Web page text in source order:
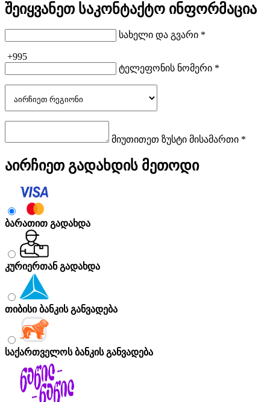
შეიყვანეთ საკონტაქტო ინფორმაცია
სახელი და გვარი *
+995
ტელეფონის ნომერი *
მიუთითეთ ზუსტი მისამართი *
აირჩიეთ გადახდის მეთოდი
ბარათით გადახდა
კურიერთან გადახდა
თიბისი ბანკის განვადება
საქართველოს ბანკის განვადება